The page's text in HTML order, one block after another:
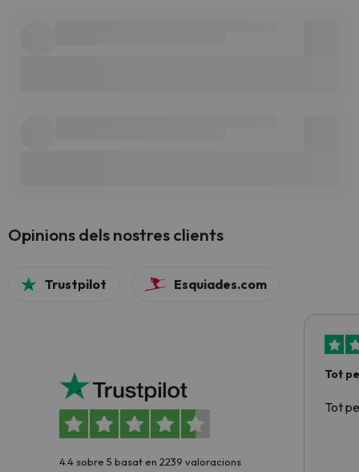
Opinions dels nostres clients
Trustpilot Esquiades.com
4.4 sobre 5 basat en 2239 valoracions
Tot
Tot